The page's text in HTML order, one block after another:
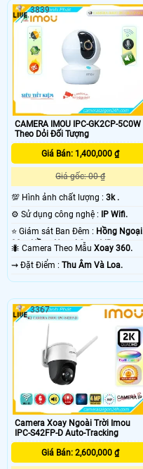
CAMERA IMOU IPC-GK2CP-5C0W
Theo Dỏi Đối Tượng
Giá Bán: 1,400,000 ₫
Giá gốc: 00 ₫
💯 Hình ảnh chất lượng : 3k .
⚙ Sử dụng công nghệ : IP Wifi.
⭐ Giám sát Ban Đêm : Hồng Ngoại
30m Hồng Ngoại Smart IR.
🐜 Camera Theo Mẫu Xoay 360.
️⇝ Đặt Điểm : Thu Âm Và Loa.
3839
Camera Xoay Ngoài Trời Imou
IPC-S42FP-D Auto-Tracking
Giá Bán: 2,600,000 ₫
3367